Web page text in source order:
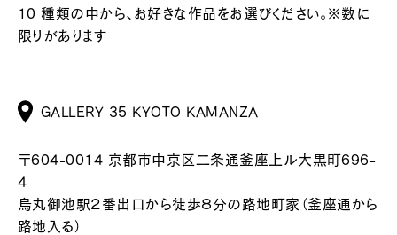
10 種類の中から、お好きな作品をお選びください。※数に
限りがあります
GALLERY 35 KYOTO KAMANZA
〒604-0014 京都市中京区二条通釜座上ル大黒町696-
4
烏丸御池駅２番出口から徒歩８分の路地町家（釜座通から
路地入る）